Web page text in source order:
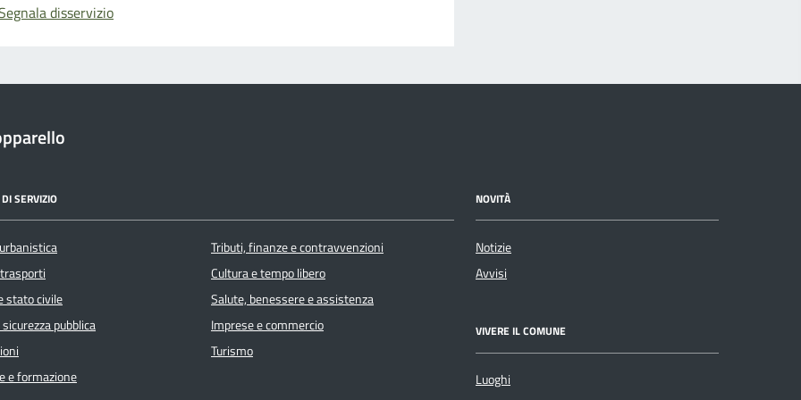
disservizio
SERVIZIO
stato civile
pubblica
e formazione
Tributi, finanze e contravvenzioni
Cultura e tempo libero
Salute, benessere e assistenza
Imprese e commercio
Turismo
NOVITÀ
Notizie
Avvisi
VIVERE IL COMUNE
Luoghi